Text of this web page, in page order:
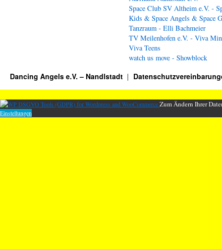
Space Club SV Altheim e.V. -
Kids & Space Angels & Space
Tanzraum - Elli Bachmeier
TV Meilenhofen e.V. - Viva
Viva Teens
watch us move - Showblock
Dancing Angels e.V. – Nandlstadt
Zum Ändern Ihrer
Einstellungen